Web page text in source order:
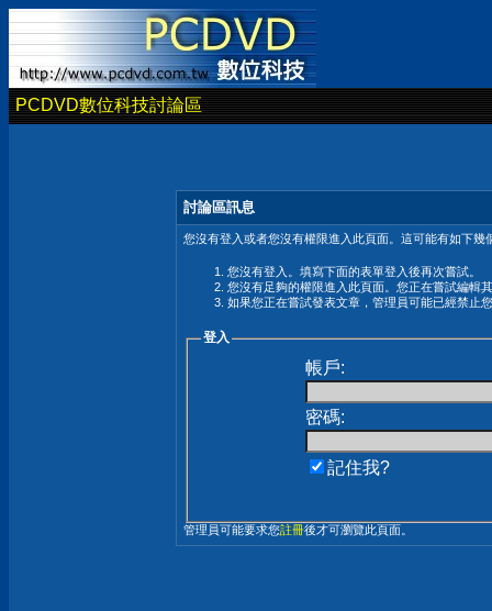
PCDVD數位科技討論區
討論區訊息
您沒有登入或者您沒有權限進入此頁面。這可能有如下幾
您沒有登入。填寫下面的表單登入後再次嘗試。
您沒有足夠的權限進入此頁面。您正在嘗試編輯
如果您正在嘗試發表文章，管理員可能已經禁止
登入
帳戶:
密碼:
記住我?
管理員可能要求您註冊後才可瀏覽此頁面。